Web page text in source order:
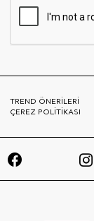
TREND ÖNERİLERİ
ÇEREZ POLİTİKASI